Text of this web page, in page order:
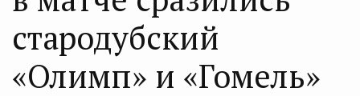
стародубский
«Олимп» и «Гомель»